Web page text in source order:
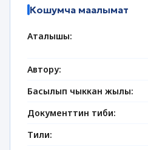
Кошумча маалымат
Аталышы:
Автору:
Басылып чыккан жылы:
Документтин тиби:
Тили: